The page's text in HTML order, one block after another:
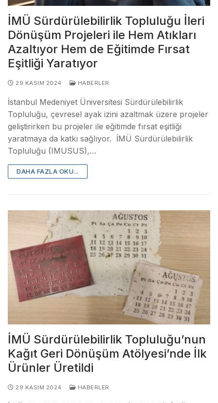
İMÜ Sürdürülebilirlik Topluluğu İleri
Dönüşüm Projeleri ile Hem Atıkları
Azaltıyor Hem de Eğitimde Fırsat
Eşitliği Yaratıyor
29 KASIM 2024 HABERLER
İstanbul Medeniyet Üniversitesi Sürdürülebilirlik
Topluluğu, çevresel ayak izini azaltmak üzere projeler
geliştirirken bu projeler ile eğitimde fırsat eşitliği
yaratmaya da katkı sağlıyor. İMÜ Sürdürülebilirlik
Topluluğu (IMUSUS),…
DAHA FAZLA OKU...
İMÜ Sürdürülebilirlik Topluluğu’nun
Kağıt Geri Dönüşüm Atölyesi’nde İlk
Ürünler Üretildi
29 KASIM 2024 HABERLER